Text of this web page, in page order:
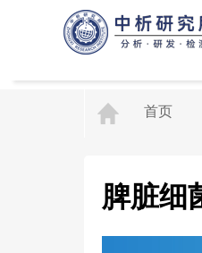
首页
脾脏细